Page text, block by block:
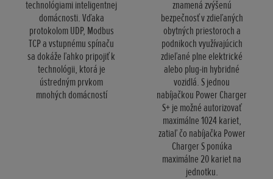
technológiami inteligentnej
domácnosti. Vďaka
protokolom UDP, Modbus
TCP a vstupnému spínaču
sa dokáže ľahko pripojiť k
technológii, ktorá je
ústredným prvkom
mnohých domácností
znamená zvýšenú
bezpečnosť v zdieľaných
obytných priestoroch a
podnikoch využívajúcich
zdieľané plne elektrické
alebo plug-in hybridné
vozidlá. S jednou
nabíjačkou Power Charger
S+ je možné autorizovať
maximálne 1024 kariet,
zatiaľ čo nabíjačka Power
Charger S ponúka
maximálne 20 kariet na
jednotku.